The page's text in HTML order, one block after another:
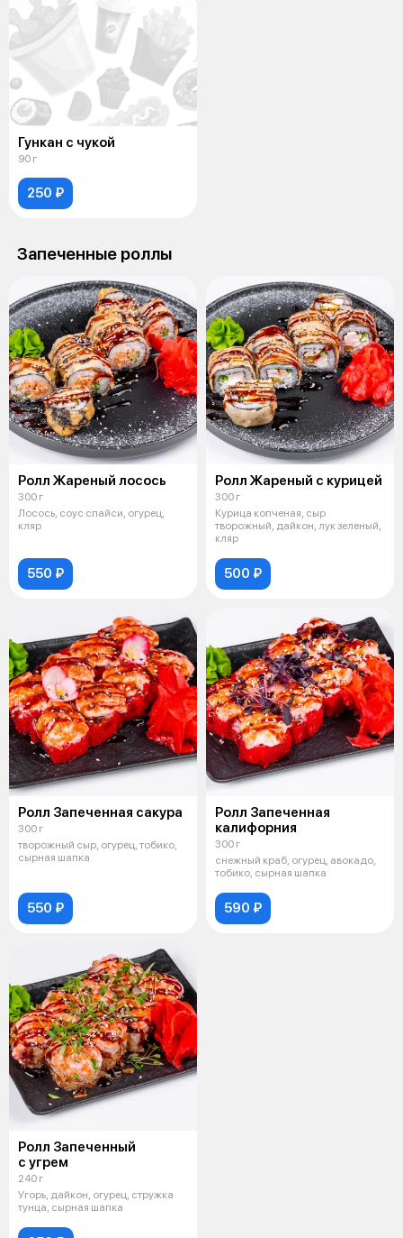
Гункан с чукой
90 г
250 ₽
Запеченные роллы
Ролл Жареный лосось
300 г
Лосось, соус спайси, огурец,
кляр
550 ₽
Ролл Жареный с курицей
300 г
Курица копченая, сыр
творожный, дайкон, лук зеленый,
кляр
500 ₽
Ролл Запеченная сакура
300 г
творожный сыр, огурец, тобико,
сырная шапка
550 ₽
Ролл Запеченная
калифорния
300 г
снежный краб, огурец, авокадо,
тобико, сырная шапка
590 ₽
Ролл Запеченный
с угрем
240 г
Угорь, дайкон, огурец, стружка
тунца, сырная шапка